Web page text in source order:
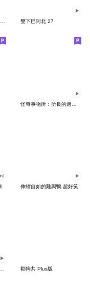
"GOKIGEN PANDA" - Feeling / global 雙下巴阿北 27
伸縮自如的雞與鴨 超好笑
企鵝皮蛋 X 天竺鼠布丁 有點厭世 勒狗共 Plus版